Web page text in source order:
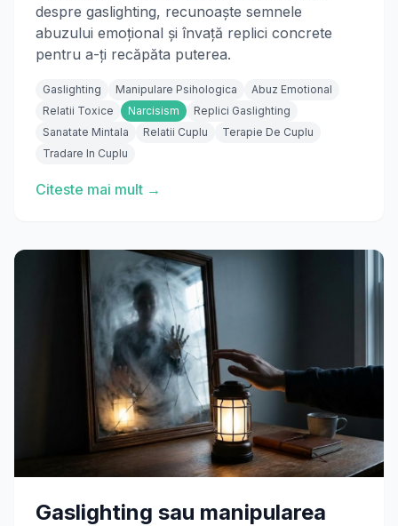
despre gaslighting, recunoaște semnele
abuzului emoțional și învață replici concrete
pentru a-ți recăpăta puterea.
Gaslighting Manipulare Psihologica
Abuz Emotional
Relatii Toxice
Narcisism
Replici Gaslighting
Sanatate Mintala
Relatii Cuplu
Terapie De Cuplu
Tradare In Cuplu
Citeste mai mult →
Gaslighting sau manipularea